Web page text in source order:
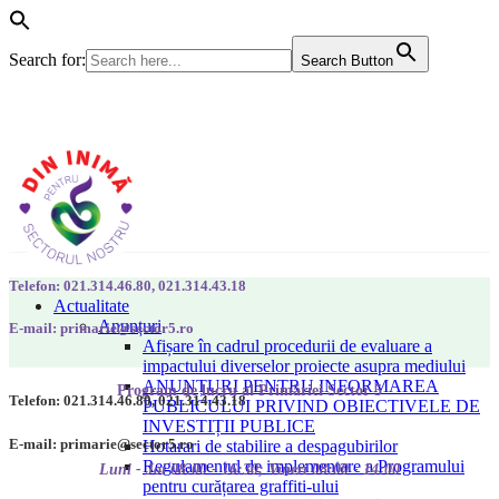
Search for: Search Button
Actualitate
Anunțuri
Afișare în cadrul procedurii de evaluare a
impactului diverselor proiecte asupra mediului
ANUNȚURI PENTRU INFORMAREA
PUBLICULUI PRIVIND OBIECTIVELE DE
INVESTIȚII PUBLICE
Hotarari de stabilire a despagubirilor
Regulamentul de implementare a Programului
pentru curățarea graffiti-ului
Telefon: 021.314.46.80, 021.314.43.18
E-mail: primarie@sector5.ro
Program de lucru al Primăriei Sector 5
Luni - Joi 08:00 - 16:30; Vineri 08:00 - 14:00
Telefon: 021.314.46.80, 021.314.43.18
E-mail: primarie@sector5.ro